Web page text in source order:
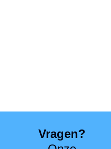
Vragen?